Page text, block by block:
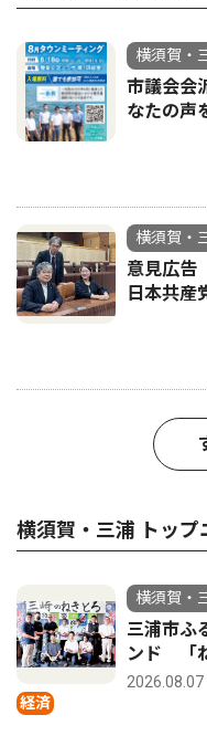
横須賀・
市議会会
なたの声
横須賀・
意見広告
日本共産
横須賀・三浦 トッ
経済
横須賀・
三浦市ふ
ンド 「
2026.08.07